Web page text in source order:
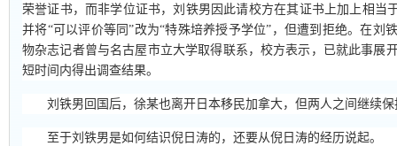
荣誉证书，而非学位证书，刘铁男因此请校方在其证书上加上相当
并将“可以评价等同”改为“特殊培养授予学位”，但遭到拒绝。在刘
物杂志记者曾与名古屋市立大学取得联系，校方表示，已就此事展
短时间内得出调查结果。
刘铁男回国后，徐某也离开日本移民加拿大，但两人之间继续保
至于刘铁男是如何结识倪日涛的，还要从倪日涛的经历说起。